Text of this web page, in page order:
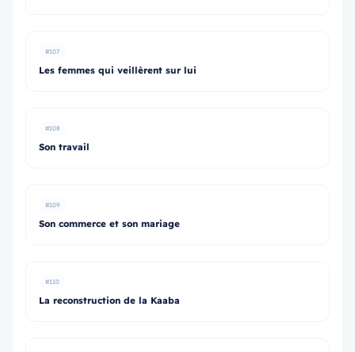
#107
Les femmes qui veillèrent sur lui
#108
Son travail
#109
Son commerce et son mariage
#110
La reconstruction de la Kaaba